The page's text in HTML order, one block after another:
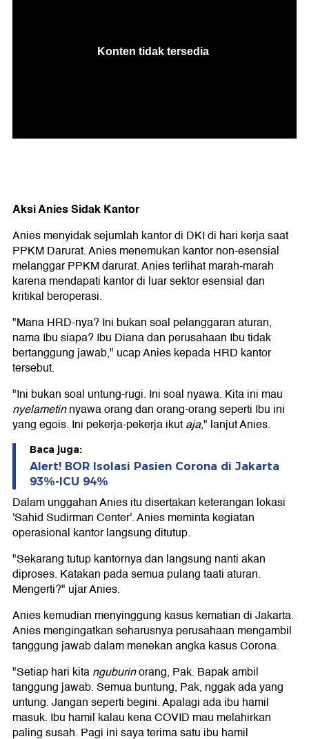
Aksi Anies Sidak Kantor
Anies menyidak sejumlah kantor di DKI di hari kerja saat
PPKM Darurat. Anies menemukan kantor non-esensial
melanggar PPKM darurat. Anies terlihat marah-marah
karena mendapati kantor di luar sektor esensial dan
kritikal beroperasi.
"Mana HRD-nya? Ini bukan soal pelanggaran aturan,
nama Ibu siapa? Ibu Diana dan perusahaan Ibu tidak
bertanggung jawab," ucap Anies kepada HRD kantor
tersebut.
"Ini bukan soal untung-rugi. Ini soal nyawa. Kita ini mau
nyelametinnyawa orang dan orang-orang seperti Ibu ini
yang egois. Ini pekerja-pekerja ikutaja," lanjut Anies.
Baca juga:
Alert! BOR Isolasi Pasien Corona di Jakarta
93%-ICU 94%
Dalam unggahan Anies itu disertakan keterangan lokasi
'Sahid Sudirman Center'. Anies meminta kegiatan
operasional kantor langsung ditutup.
"Sekarang tutup kantornya dan langsung nanti akan
diproses. Katakan pada semua pulang taati aturan.
Mengerti?" ujar Anies.
Anies kemudian menyinggung kasus kematian di Jakarta.
Anies mengingatkan seharusnya perusahaan mengambil
tanggung jawab dalam menekan angka kasus Corona.
"Setiap hari kitanguburinorang, Pak. Bapak ambil
tanggung jawab. Semua buntung, Pak, nggak ada yang
untung. Jangan seperti begini. Apalagi ada ibu hamil
masuk. Ibu hamil kalau kena COVID mau melahirkan
paling susah. Pagi ini saya terima satu ibu hamil